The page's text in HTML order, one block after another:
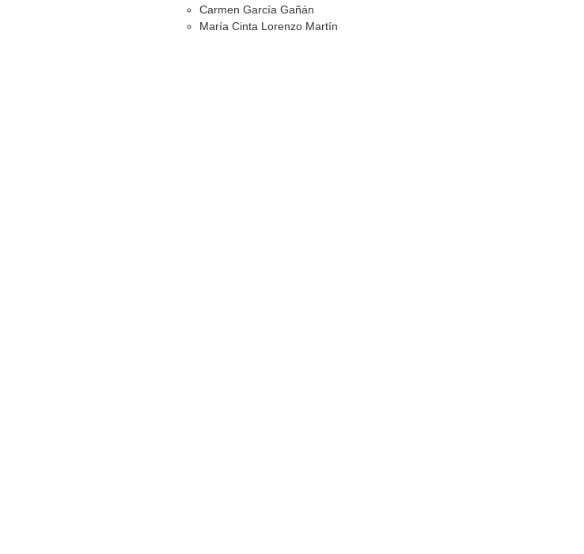
Carmen García Gañán
María Cinta Lorenzo Martín